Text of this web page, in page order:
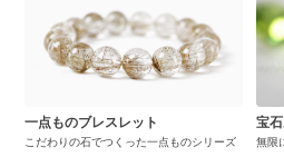
一点ものブレスレット
こだわりの石でつくった一点ものシリーズ
宝
無限